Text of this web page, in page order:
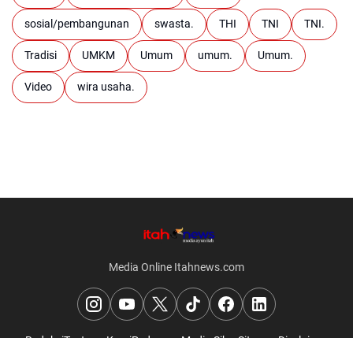
sosial/pembangunan swasta. THI TNI TNI.
Tradisi UMKM Umum umum. Umum.
Video wira usaha.
Media Online Itahnews.com